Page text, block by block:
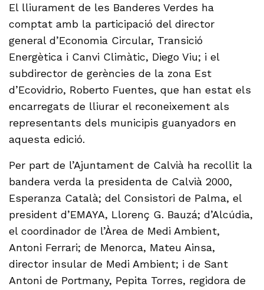
El lliurament de les Banderes Verdes ha
comptat amb la participació del director
general d’Economia Circular, Transició
Energètica i Canvi Climàtic, Diego Viu; i el
subdirector de gerències de la zona Est
d’Ecovidrio, Roberto Fuentes, que han estat els
encarregats de lliurar el reconeixement als
representants dels municipis guanyadors en
aquesta edició.
Per part de l’Ajuntament de Calvià ha recollit la
bandera verda la presidenta de Calvià 2000,
Esperanza Català; del Consistori de Palma, el
president d’EMAYA, Llorenç G. Bauzá; d’Alcúdia,
el coordinador de l’Àrea de Medi Ambient,
Antoni Ferrari; de Menorca, Mateu Ainsa,
director insular de Medi Ambient; i de Sant
Antoni de Portmany, Pepita Torres, regidora de